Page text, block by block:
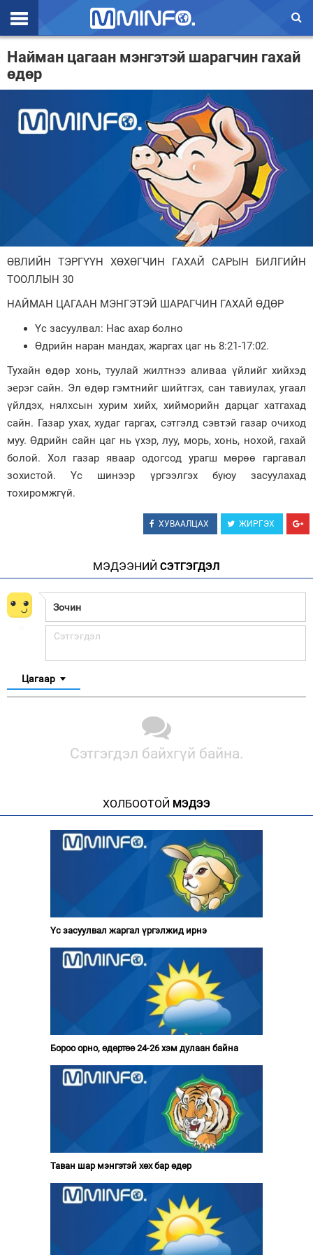
Эхлэл
Цаг агаар
Валют ханш
Улс төр
Нийгэм
Дэлхий
Энтертайнмэнт
Найман цагаан мэнгэтэй шарагчин гахай
өдөр
ӨВЛИЙН ТЭРГҮҮН ХӨХӨГЧИН ГАХАЙ САРЫН БИЛГИЙН
ТООЛЛЫН 30
НАЙМАН ЦАГААН МЭНГЭТЭЙ ШАРАГЧИН ГАХАЙ ӨДӨР
Үс засуулвал: Нас ахар болно
Өдрийн наран мандах, жаргах цаг нь 8:21-17:02.
Тухайн өдөр хонь, туулай жилтнээ аливаа үйлийг хийхэд
эерэг сайн. Эл өдөр гэмтнийг шийтгэх, сан тавиулах, угаал
үйлдэх, нялхсын хурим хийх, хийморийн дарцаг хатгахад
сайн. Газар ухах, худаг гаргах, сэтгэлд сэвтэй газар очиход
муу. Өдрийн сайн цаг нь үхэр, луу, морь, хонь, нохой, гахай
болой. Хол газар яваар одогсод урагш мөрөө гаргавал
зохистой. Үс шинээр үргээлгэх буюу засуулахад
тохиромжгүй.
ХУВААЛЦАХ ЖИРГЭХ
МЭДЭЭНИЙ СЭТГЭГДЭЛ
Цагаар
Сэтгэгдэл байхгүй байна.
ХОЛБООТОЙ МЭДЭЭ
Үс засуулвал жаргал үргэлжид ирнэ
Бороо орно, өдөртөө 24-26 хэм дулаан байна
Таван шар мэнгэтэй хөх бар өдөр